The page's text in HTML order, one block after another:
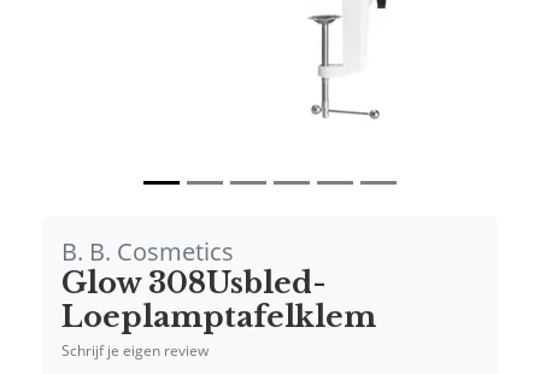
B. B. Cosmetics
Glow 308Usbled-
Loeplamptafelklem
Schrijf je eigen review